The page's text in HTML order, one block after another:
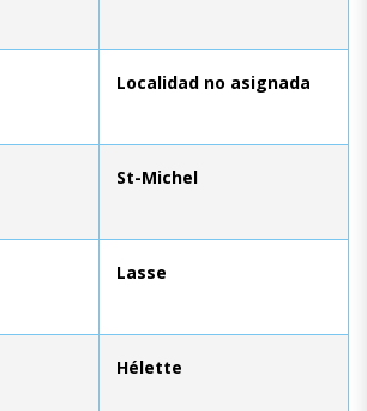
Localidad no asignada
St-Michel
Lasse
Hélette